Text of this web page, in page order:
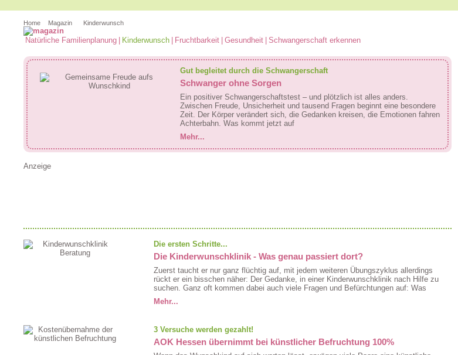
Home Magazin Kinderwunsch
Natürliche Familienplanung Kinderwunsch Fruchtbarkeit Gesundheit Schwangerschaft erkennen
Gut begleitet durch die Schwangerschaft
Schwanger ohne Sorgen
Ein positiver Schwangerschaftstest – und plötzlich ist alles anders.
Zwischen Freude, Unsicherheit und tausend Fragen beginnt eine besondere
Zeit. Der Körper verändert sich, die Gedanken kreisen, die Emotionen fahren
Achterbahn. Was kommt jetzt auf
Mehr...
Anzeige
Die ersten Schritte...
Die Kinderwunschklinik - Was genau passiert dort?
Zuerst taucht er nur ganz flüchtig auf, mit jedem weiteren Übungszyklus allerdings
rückt er ein bisschen näher: Der Gedanke, in einer Kinderwunschklinik nach Hilfe zu
suchen. Ganz oft kommen dabei auch viele Fragen und Befürchtungen auf: Was
Mehr...
3 Versuche werden gezahlt!
AOK Hessen übernimmt bei künstlicher Befruchtung 100%